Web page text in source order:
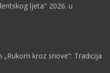
ljeta" 2026. u
kroz snove“: Tradicija